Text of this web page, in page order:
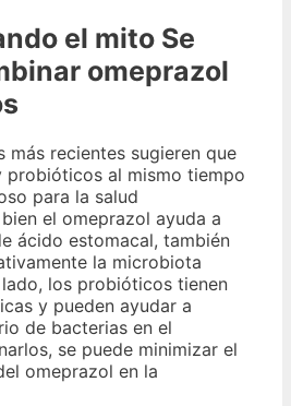
el mito Se
omeprazol
más recientes sugieren que
probióticos al mismo tiempo
para la salud
el omeprazol ayuda a
ácido estomacal, también
la microbiota
los probióticos tienen
y pueden ayudar a
de bacterias en el
se puede minimizar el
omeprazol en la